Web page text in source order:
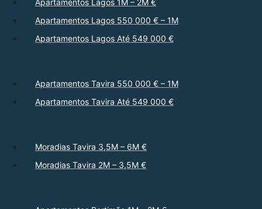
Apartamentos Lagos 1M – 2M €
Apartamentos Lagos 550 000 € – 1M
Apartamentos Lagos Até 549 000 €
Apartamentos Tavira 550 000 € – 1M
Apartamentos Tavira Até 549 000 €
Moradias Tavira 3,5M – 6M €
Moradias Tavira 2M – 3,5M €